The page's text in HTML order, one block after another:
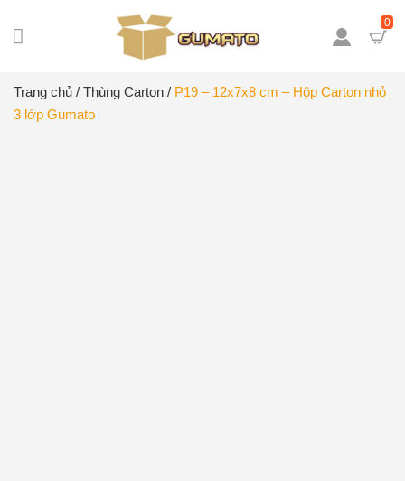
0
Trang chủ / Thùng Carton / P19 – 12x7x8 cm – Hộp Carton nhỏ
3 lớp Gumato